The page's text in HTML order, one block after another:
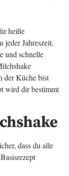
heiße
jeder Jahreszeit.
und schnelle
der Küche bist
wird dir bestimmt
dass du alle